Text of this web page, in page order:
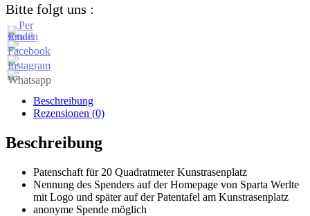
Bitte folgt uns :
Beschreibung
Rezensionen (0)
Beschreibung
Patenschaft für 20 Quadratmeter Kunstrasenplatz
Nennung des Spenders auf der Homepage von Sparta Werlte
mit Logo und später auf der Patentafel am Kunstrasenplatz
anonyme Spende möglich